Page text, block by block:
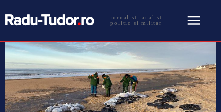
jurnalist, analist
politic si militar